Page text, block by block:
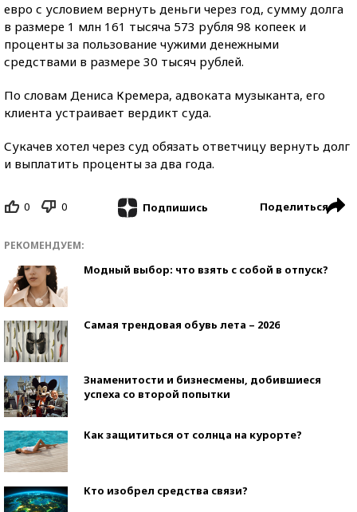
евро с условием вернуть деньги через год, сумму долга
в размере 1 млн 161 тысяча 573 рубля 98 копеек и
проценты за пользование чужими денежными
средствами в размере 30 тысяч рублей.
По словам Дениса Кремера, адвоката музыканта, его
клиента устраивает вердикт суда.
Сукачев хотел через суд обязать ответчицу вернуть долг
и выплатить проценты за два года.
0 0 Подпишись Поделиться
РЕКОМЕНДУЕМ:
Модный выбор: что взять с собой в отпуск?
Самая трендовая обувь лета – 2026
Знаменитости и бизнесмены, добившиеся
успеха со второй попытки
Как защититься от солнца на курорте?
Кто изобрел средства связи?